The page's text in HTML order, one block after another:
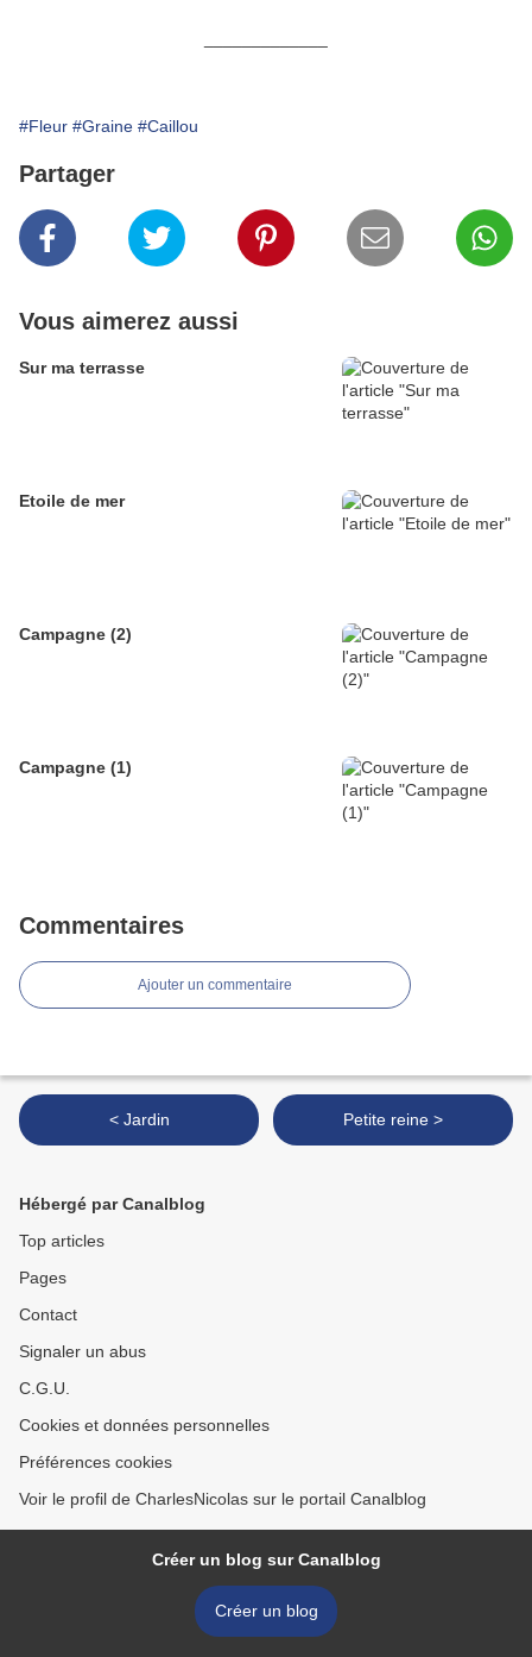
#Fleur #Graine #Caillou
Partager
Vous aimerez aussi
Sur ma terrasse
Etoile de mer
Campagne (2)
Campagne (1)
Commentaires
Ajouter un commentaire
< Jardin Petite reine >
Hébergé par Canalblog
Top articles
Pages
Contact
Signaler un abus
C.G.U.
Cookies et données personnelles
Préférences cookies
Voir le profil de CharlesNicolas sur le portail Canalblog
Créer un blog sur Canalblog
Créer un blog